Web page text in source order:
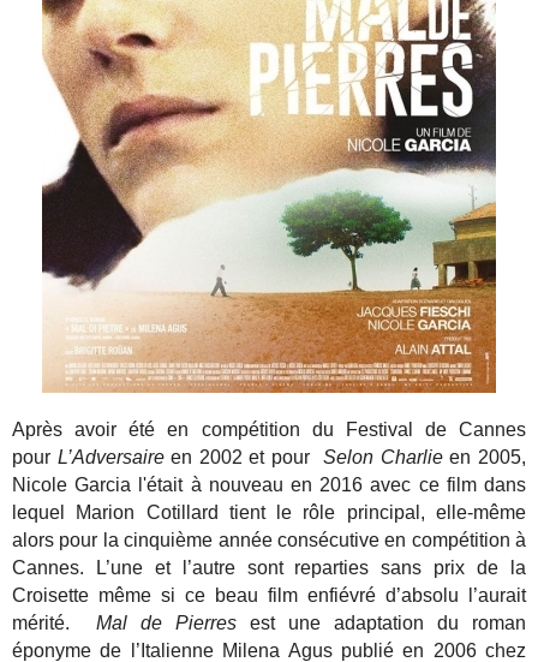
Après avoir été en compétition du Festival de Cannes
pour L’Adversaireen 2002 et pourSelon Charlieen 2005,
Nicole Garcia l'était à nouveau en 2016 avec ce film dans
lequel Marion Cotillard tient le rôle principal, elle-même
alors pour la cinquième année consécutive en compétition à
Cannes. L’une et l’autre sont reparties sans prix de la
Croisette même si ce beau film enfiévré d’absolu l’aurait
mérité.Mal de Pierres est une adaptation du roman
éponyme de l’Italienne Milena Agus publié en 2006 chez